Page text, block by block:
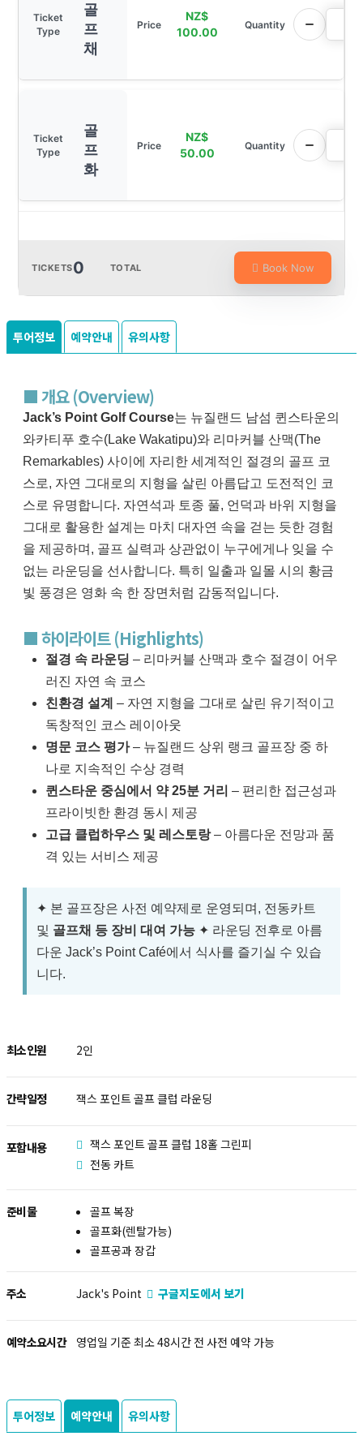
골
프
채
NZ$
100.00
골
프
화
NZ$
50.00
TICKETS0 TOTAL Book Now
투어정보 예약안내 유의사항
■ 개요 (Overview)
Jack’s Point Golf Course는 뉴질랜드 남섬 퀸스타운의
와카티푸 호수(Lake Wakatipu)와 리마커블 산맥(The
Remarkables) 사이에 자리한 세계적인 절경의 골프 코
스로, 자연 그대로의 지형을 살린 아름답고 도전적인 코
스로 유명합니다. 자연석과 토종 풀, 언덕과 바위 지형을
그대로 활용한 설계는 마치 대자연 속을 걷는 듯한 경험
을 제공하며, 골프 실력과 상관없이 누구에게나 잊을 수
없는 라운딩을 선사합니다. 특히 일출과 일몰 시의 황금
빛 풍경은 영화 속 한 장면처럼 감동적입니다.
■ 하이라이트 (Highlights)
절경 속 라운딩 – 리마커블 산맥과 호수 절경이 어우
러진 자연 속 코스
친환경 설계 – 자연 지형을 그대로 살린 유기적이고
독창적인 코스 레이아웃
명문 코스 평가– 뉴질랜드 상위 랭크 골프장 중 하
나로 지속적인 수상 경력
퀸스타운 중심에서 약 25분 거리 – 편리한 접근성과
프라이빗한 환경 동시 제공
고급 클럽하우스 및 레스토랑– 아름다운 전망과 품
격 있는 서비스 제공
✦ 본 골프장은 사전 예약제로 운영되며, 전동카트
및 골프채 등 장비 대여 가능 ✦ 라운딩 전후로 아름
다운 Jack’s Point Café에서 식사를 즐기실 수 있습
니다.
최소인원 2인
간략일정 잭스 포인트 골프 클럽 라운딩
포함내용
잭스 포인트 골프 클럽 18홀 그린피
전동 카트
준비물
골프 복장
골프화(렌탈가능)
골프공과 장갑
주소 Jack's Point 구글지도에서 보기
예약소요시간 영업일 기준 최소 48시간 전 사전 예약 가능
투어정보 예약안내 유의사항